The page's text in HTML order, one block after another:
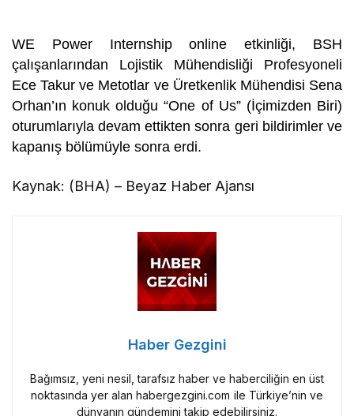
WE Power Internship online etkinliği, BSH
çalışanlarından Lojistik Mühendisliği Profesyoneli
Ece Takur ve Metotlar ve Üretkenlik Mühendisi Sena
Orhan’ın konuk olduğu “One of Us” (İçimizden Biri)
oturumlarıyla devam ettikten sonra geri bildirimler ve
kapanış bölümüyle sonra erdi.
Kaynak: (BHA) – Beyaz Haber Ajansı
Haber Gezgini
Bağımsız, yeni nesil, tarafsız haber ve haberciliğin en üst
noktasında yer alan habergezgini.com ile Türkiye’nin ve
dünyanın gündemini takip edebilirsiniz.